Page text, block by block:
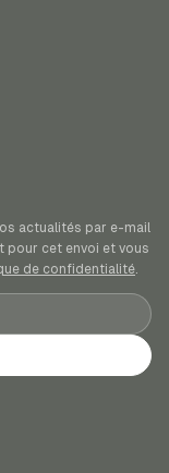
actualités par e-mail
pour cet envoi et vous
de confidentialité.